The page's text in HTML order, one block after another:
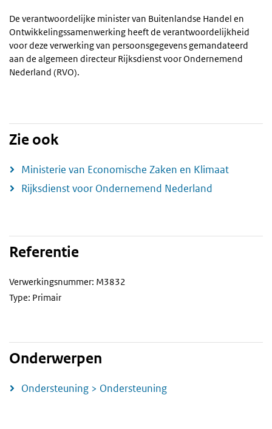
De verantwoordelijke minister van Buitenlandse Handel en
Ontwikkelingssamenwerking heeft de verantwoordelijkheid
voor deze verwerking van persoonsgegevens gemandateerd
aan de algemeen directeur Rijksdienst voor Ondernemend
Nederland (RVO).
Zie ook
Ministerie van Economische Zaken en Klimaat
Rijksdienst voor Ondernemend Nederland
Referentie
Verwerkingsnummer: M3832
Type: Primair
Onderwerpen
Ondersteuning > Ondersteuning